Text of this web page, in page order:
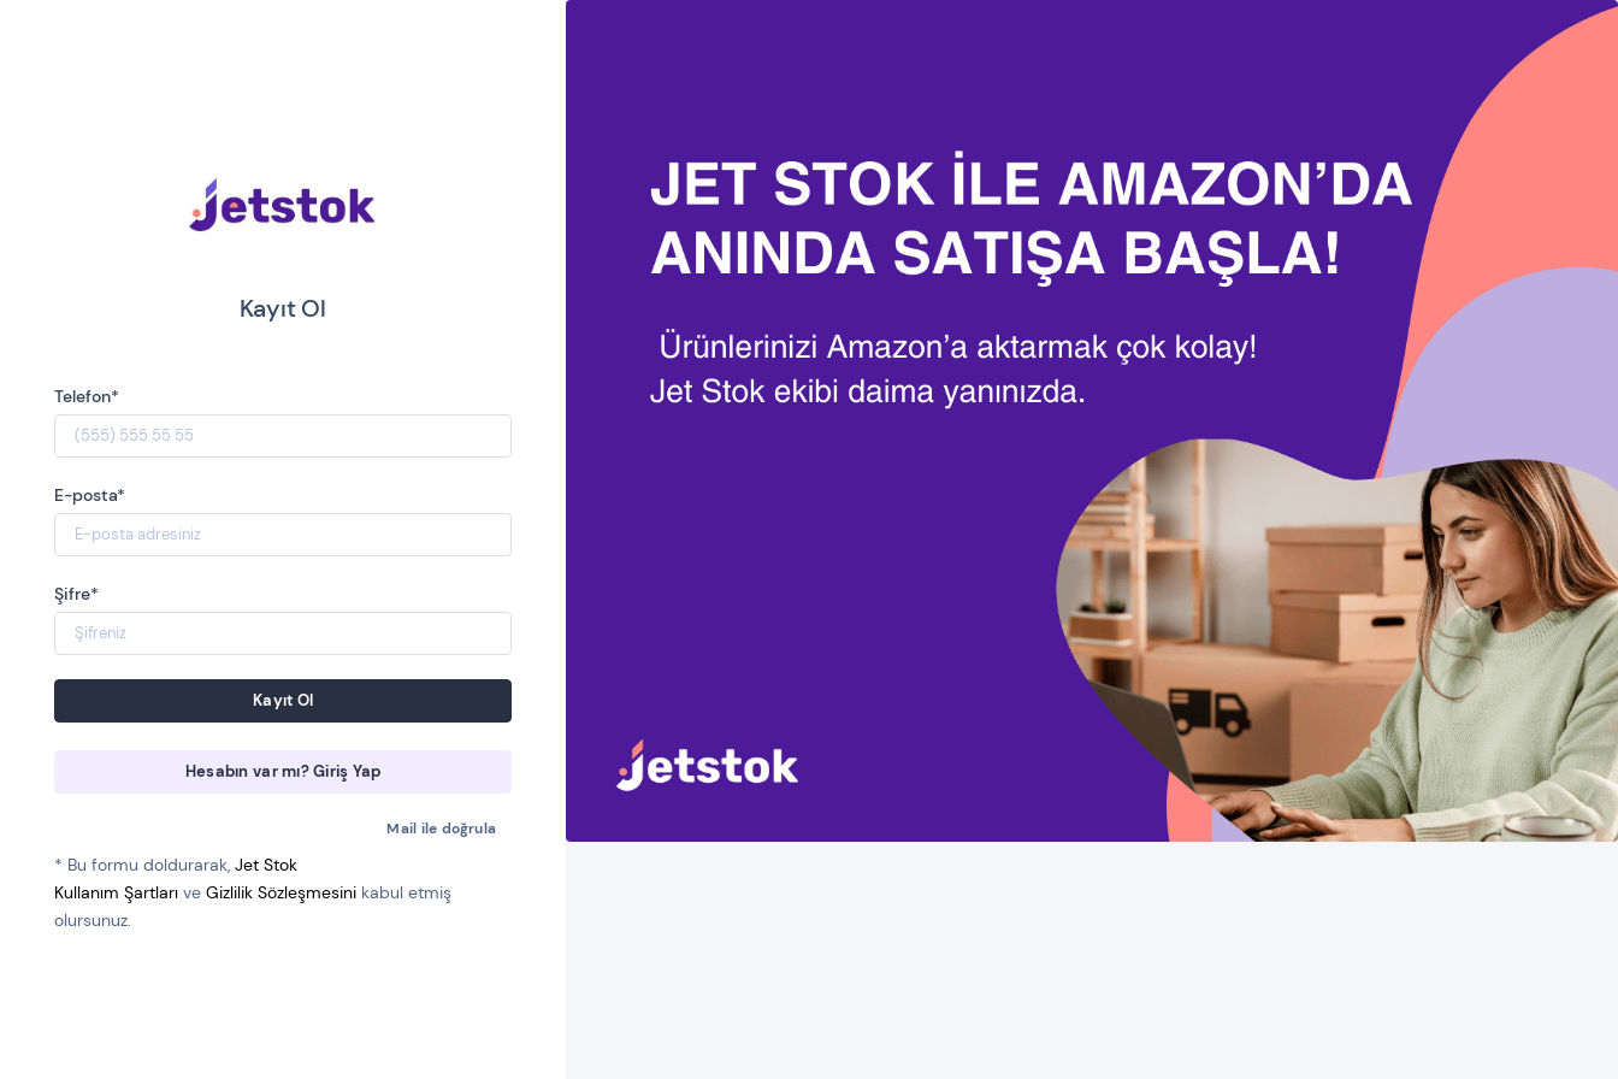
Kayıt Ol
Telefon*
E-posta*
Şifre*
Kayıt Ol
Hesabın var mı? Giriş Yap
Mail ile doğrula
* Bu formu doldurarak,Jet Stok
Kullanım Şartları veGizlilik Sözleşmesini kabul etmiş
olursunuz.